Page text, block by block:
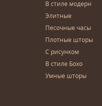
В стиле модерн
Элитные
Песочные часы
Плотные шторы
С рисунком
В стиле Бохо
Умные шторы